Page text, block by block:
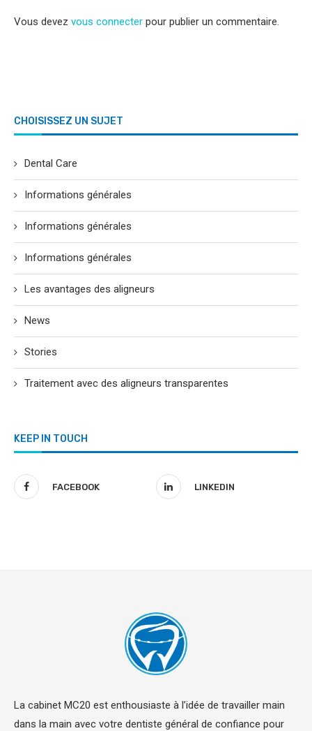
Vous devez vous connecter pour publier un commentaire.
CHOISISSEZ UN SUJET
Dental Care
Informations générales
Informations générales
Informations générales
Les avantages des aligneurs
News
Stories
Traitement avec des aligneurs transparentes
KEEP IN TOUCH
FACEBOOK LINKEDIN
La cabinet MC20 est enthousiaste à l’idée de travailler main
dans la main avec votre dentiste général de confiance pour